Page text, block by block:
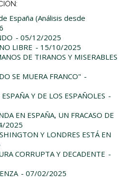
España (Análisis desde
- 05/12/2025
LIBRE - 15/10/2025
DE TIRANOS Y MISERABLES
SE MUERA FRANCO" -
Y DE LOS ESPAÑOLES -
EN ESPAÑA, UN FRACASO DE
2025
Y LONDRES ESTÁ EN
CORRUPTA Y DECADENTE -
- 07/02/2025